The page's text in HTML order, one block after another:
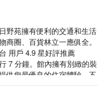
野苑擁有便利的交通和生活
圈、百貨林立一應俱全。
用戶 4.9 星好評推薦
7 分鐘。館內擁有別緻的裝
供您最優良的住宿體驗，不
足您的需求。
。